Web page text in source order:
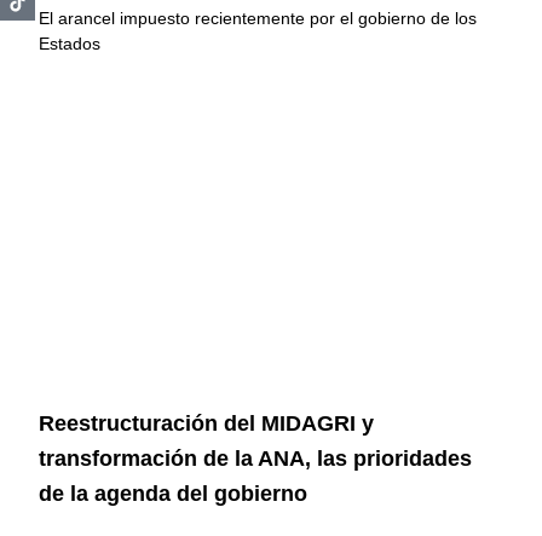
El arancel impuesto recientemente por el gobierno de los
Estados
Reestructuración del MIDAGRI y
transformación de la ANA, las prioridades
de la agenda del gobierno